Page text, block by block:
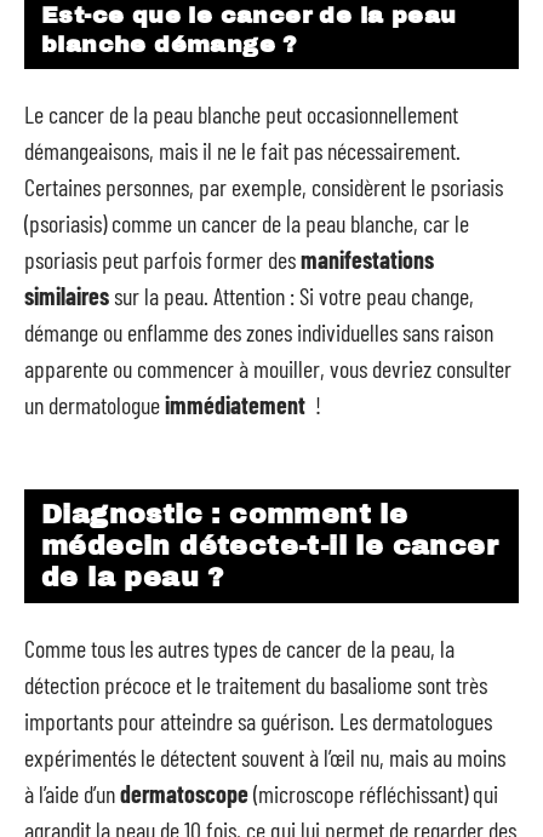
Est-ce que le cancer de la peau
blanche démange ?
Le cancer de la peau blanche peut occasionnellement
démangeaisons, mais il ne le fait pas nécessairement.
Certaines personnes, par exemple, considèrent le psoriasis
(psoriasis) comme un cancer de la peau blanche, car le
psoriasis peut parfois former desmanifestations
similairessur la peau. Attention : Si votre peau change,
démange ou enflamme des zones individuelles sans raison
apparente ou commencer à mouiller, vous devriez consulter
un dermatologueimmédiatement !
Diagnostic : comment le
médecin détecte-t-il le cancer
de la peau ?
Comme tous les autres types de cancer de la peau, la
détection précoce et le traitement du basaliome sont très
importants pour atteindre sa guérison. Les dermatologues
expérimentés le détectent souvent à l’œil nu, mais au moins
à l’aide d’undermatoscope(microscope réfléchissant) qui
agrandit la peau de 10 fois, ce qui lui permet de regarder des